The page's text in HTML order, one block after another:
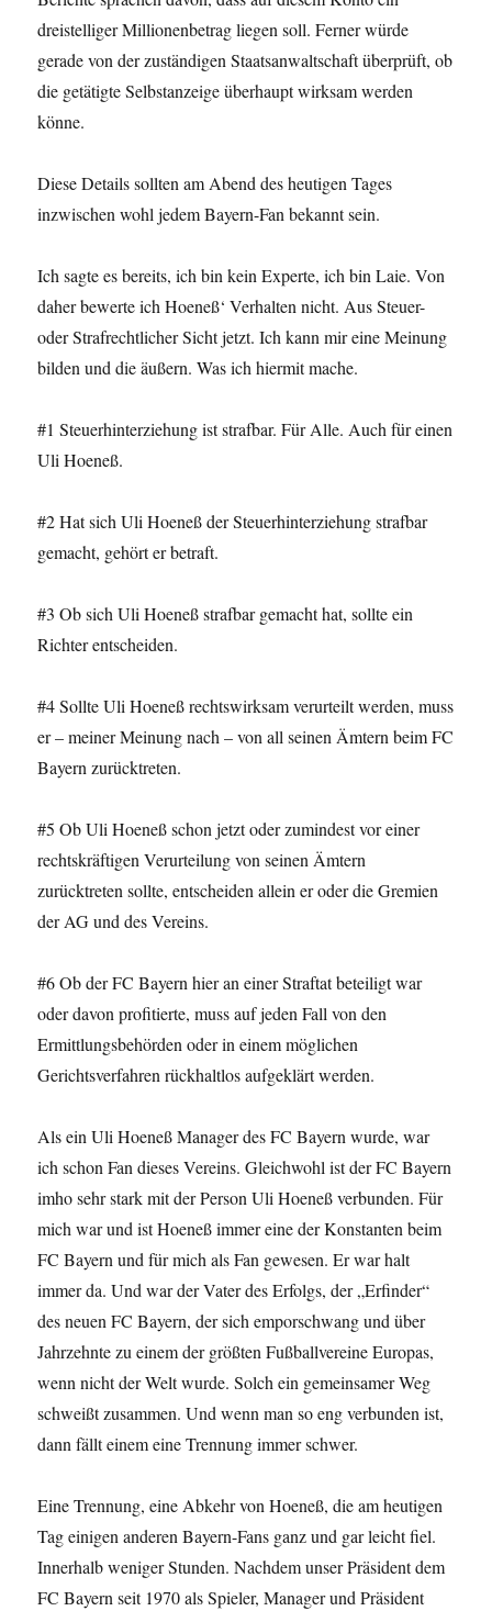
dreistelliger Millionenbetrag liegen soll. Ferner würde
gerade von der zuständigen Staatsanwaltschaft überprüft, ob
die getätigte Selbstanzeige überhaupt wirksam werden
könne.
Diese Details sollten am Abend des heutigen Tages
inzwischen wohl jedem Bayern-Fan bekannt sein.
Ich sagte es bereits, ich bin kein Experte, ich bin Laie. Von
daher bewerte ich Hoeneß‘ Verhalten nicht. Aus Steuer-
oder Strafrechtlicher Sicht jetzt. Ich kann mir eine Meinung
bilden und die äußern. Was ich hiermit mache.
#1 Steuerhinterziehung ist strafbar. Für Alle. Auch für einen
Uli Hoeneß.
#2 Hat sich Uli Hoeneß der Steuerhinterziehung strafbar
gemacht, gehört er betraft.
#3 Ob sich Uli Hoeneß strafbar gemacht hat, sollte ein
Richter entscheiden.
#4 Sollte Uli Hoeneß rechtswirksam verurteilt werden, muss
er – meiner Meinung nach – von all seinen Ämtern beim FC
Bayern zurücktreten.
#5 Ob Uli Hoeneß schon jetzt oder zumindest vor einer
rechtskräftigen Verurteilung von seinen Ämtern
zurücktreten sollte, entscheiden allein er oder die Gremien
der AG und des Vereins.
#6 Ob der FC Bayern hier an einer Straftat beteiligt war
oder davon profitierte, muss auf jeden Fall von den
Ermittlungsbehörden oder in einem möglichen
Gerichtsverfahren rückhaltlos aufgeklärt werden.
Als ein Uli Hoeneß Manager des FC Bayern wurde, war
ich schon Fan dieses Vereins. Gleichwohl ist der FC Bayern
imho sehr stark mit der Person Uli Hoeneß verbunden. Für
mich war und ist Hoeneß immer eine der Konstanten beim
FC Bayern und für mich als Fan gewesen. Er war halt
immer da. Und war der Vater des Erfolgs, der „Erfinder“
des neuen FC Bayern, der sich emporschwang und über
Jahrzehnte zu einem der größten Fußballvereine Europas,
wenn nicht der Welt wurde. Solch ein gemeinsamer Weg
schweißt zusammen. Und wenn man so eng verbunden ist,
dann fällt einem eine Trennung immer schwer.
Eine Trennung, eine Abkehr von Hoeneß, die am heutigen
Tag einigen anderen Bayern-Fans ganz und gar leicht fiel.
Innerhalb weniger Stunden. Nachdem unser Präsident dem
FC Bayern seit 1970 als Spieler, Manager und Präsident